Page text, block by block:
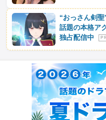
“おっさん剣
話題の本格ア
独占配信中
P R